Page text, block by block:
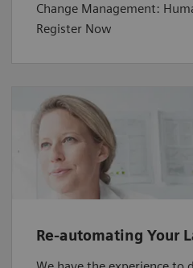
Change Management:
Register Now
Re-automating Your